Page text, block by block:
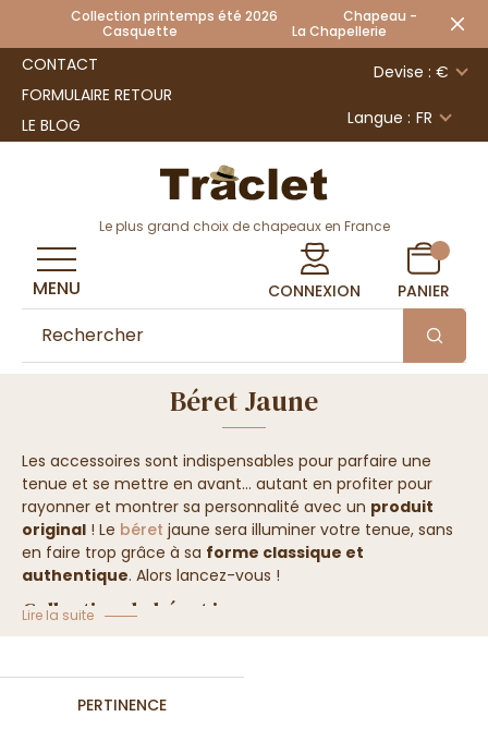
Collection printemps été 2026 Chapeau -
Casquette La Chapellerie
CONTACT
FORMULAIRE RETOUR
LE BLOG
Devise : €
Langue : FR
Le plus grand choix de chapeaux en France
CONNEXION PANIER
MENU
Béret Jaune
Les accessoires sont indispensables pour parfaire une
tenue et se mettre en avant... autant en profiter pour
rayonner et montrer sa personnalité avec un produit
original ! Le béret jaune sera illuminer votre tenue, sans
en faire trop grâce à sa forme classique et
authentique. Alors lancez-vous !
Collection de béret jaune
Lire la suite
PERTINENCE